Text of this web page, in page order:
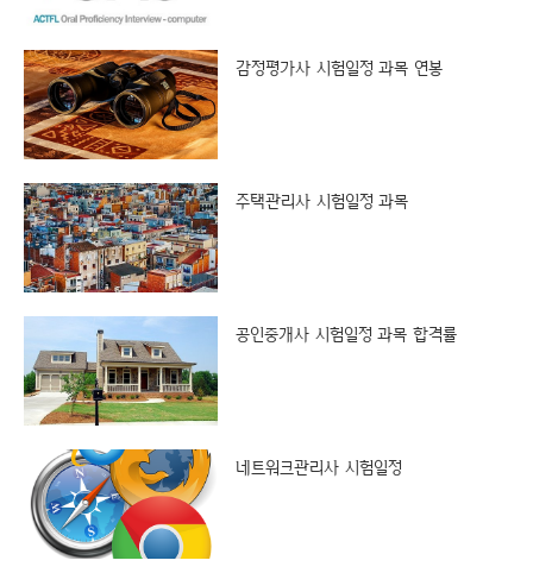
감정평가사 시험일정 과목 연봉
주택관리사 시험일정 과목
공인중개사 시험일정 과목 합격률
네트워크관리사 시험일정